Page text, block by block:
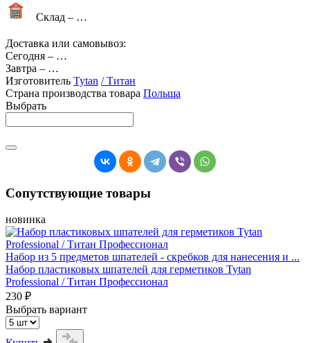
Склад – …
Доставка или самовывоз:
Сегодня – …
Завтра – …
Изготовитель Tytan / Титан
Страна производства товара Польша
Выбрать
Сопутствующие товары
новинка
Набор из 5 предметов шпателей - скребков для нанесения и ...
Набор пластиковых шпателей для герметиков Tytan
Professional / Титан Профессионал
230 ₽
Выбрать вариант